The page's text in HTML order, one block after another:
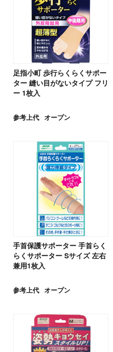
足指小町 歩行らくらくサポー
ター 縫い目がないタイプ フリ
ー 1枚入
参考上代 オープン
手首保護サポーター 手首らく
らくサポーター Sサイズ 左右
兼用1枚入
参考上代 オープン